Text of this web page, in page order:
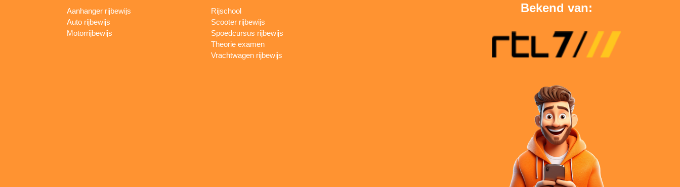
Aanhanger rijbewijs
Auto rijbewijs
Motorrijbewijs
Rijschool
Scooter rijbewijs
Spoedcursus rijbewijs
Theorie examen
Vrachtwagen rijbewijs
Bekend van: